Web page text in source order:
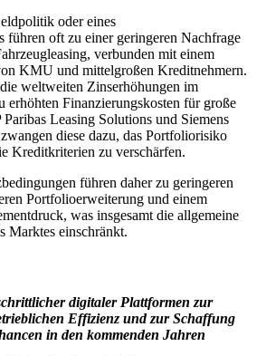
oder eines
führen oft zu einer geringeren Nachfrage
verbunden mit einem
KMU und mittelgroßen Kreditnehmern.
weltweiten Zinserhöhungen im
erhöhten Finanzierungskosten für große
Leasing Solutions und Siemens
diese dazu, das Portfoliorisiko
Kreditkriterien zu verschärfen.
führen daher zu geringeren
Portfolioerweiterung und einem
was insgesamt die allgemeine
Marktes einschränkt.
digitaler Plattformen zur
Effizienz und zur Schaffung
in den kommenden Jahren